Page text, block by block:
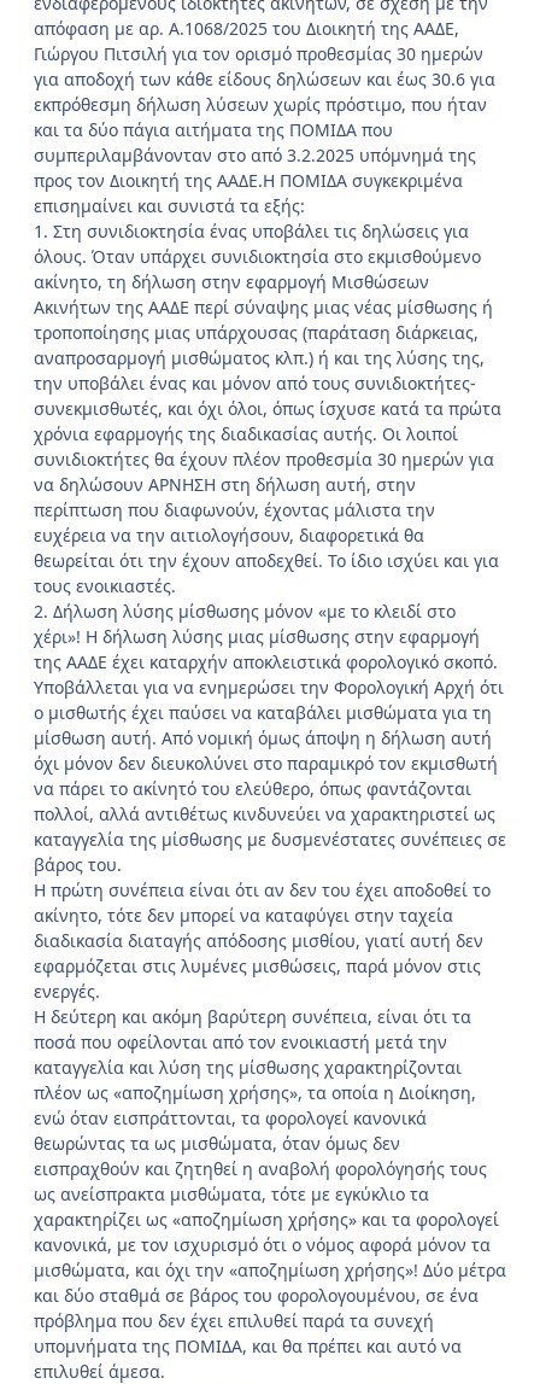
απόφαση με αρ. Α.1068/2025 του Διοικητή της ΑΑΔΕ,
Γιώργου Πιτσιλή για τον ορισμό προθεσμίας 30 ημερών
για αποδοχή των κάθε είδους δηλώσεων και έως 30.6 για
εκπρόθεσμη δήλωση λύσεων χωρίς πρόστιμο, που ήταν
και τα δύο πάγια αιτήματα της ΠΟΜΙΔΑ που
συμπεριλαμβάνονταν στο από 3.2.2025 υπόμνημά της
προς τον Διοικητή της ΑΑΔΕ.Η ΠΟΜΙΔΑ συγκεκριμένα
επισημαίνει και συνιστά τα εξής:
1. Στη συνιδιοκτησία ένας υποβάλει τις δηλώσεις για
όλους. Όταν υπάρχει συνιδιοκτησία στο εκμισθούμενο
ακίνητο, τη δήλωση στην εφαρμογή Μισθώσεων
Ακινήτων της ΑΑΔΕ περί σύναψης μιας νέας μίσθωσης ή
τροποποίησης μιας υπάρχουσας (παράταση διάρκειας,
αναπροσαρμογή μισθώματος κλπ.) ή και της λύσης της,
την υποβάλει ένας και μόνον από τους συνιδιοκτήτες-
συνεκμισθωτές, και όχι όλοι, όπως ίσχυσε κατά τα πρώτα
χρόνια εφαρμογής της διαδικασίας αυτής. Οι λοιποί
συνιδιοκτήτες θα έχουν πλέον προθεσμία 30 ημερών για
να δηλώσουν ΑΡΝΗΣΗ στη δήλωση αυτή, στην
περίπτωση που διαφωνούν, έχοντας μάλιστα την
ευχέρεια να την αιτιολογήσουν, διαφορετικά θα
θεωρείται ότι την έχουν αποδεχθεί. Το ίδιο ισχύει και για
τους ενοικιαστές.
2. Δήλωση λύσης μίσθωσης μόνον «με το κλειδί στο
χέρι»! Η δήλωση λύσης μιας μίσθωσης στην εφαρμογή
της ΑΑΔΕ έχει καταρχήν αποκλειστικά φορολογικό σκοπό.
Υποβάλλεται για να ενημερώσει την Φορολογική Αρχή ότι
ο μισθωτής έχει παύσει να καταβάλει μισθώματα για τη
μίσθωση αυτή. Από νομική όμως άποψη η δήλωση αυτή
όχι μόνον δεν διευκολύνει στο παραμικρό τον εκμισθωτή
να πάρει το ακίνητό του ελεύθερο, όπως φαντάζονται
πολλοί, αλλά αντιθέτως κινδυνεύει να χαρακτηριστεί ως
καταγγελία της μίσθωσης με δυσμενέστατες συνέπειες σε
βάρος του.
Η πρώτη συνέπεια είναι ότι αν δεν του έχει αποδοθεί το
ακίνητο, τότε δεν μπορεί να καταφύγει στην ταχεία
διαδικασία διαταγής απόδοσης μισθίου, γιατί αυτή δεν
εφαρμόζεται στις λυμένες μισθώσεις, παρά μόνον στις
ενεργές.
Η δεύτερη και ακόμη βαρύτερη συνέπεια, είναι ότι τα
ποσά που οφείλονται από τον ενοικιαστή μετά την
καταγγελία και λύση της μίσθωσης χαρακτηρίζονται
πλέον ως «αποζημίωση χρήσης», τα οποία η Διοίκηση,
ενώ όταν εισπράττονται, τα φορολογεί κανονικά
θεωρώντας τα ως μισθώματα, όταν όμως δεν
εισπραχθούν και ζητηθεί η αναβολή φορολόγησής τους
ως ανείσπρακτα μισθώματα, τότε με εγκύκλιο τα
χαρακτηρίζει ως «αποζημίωση χρήσης» και τα φορολογεί
κανονικά, με τον ισχυρισμό ότι ο νόμος αφορά μόνον τα
μισθώματα, και όχι την «αποζημίωση χρήσης»! Δύο μέτρα
και δύο σταθμά σε βάρος του φορολογουμένου, σε ένα
πρόβλημα που δεν έχει επιλυθεί παρά τα συνεχή
υπομνήματα της ΠΟΜΙΔΑ, και θα πρέπει και αυτό να
επιλυθεί άμεσα.